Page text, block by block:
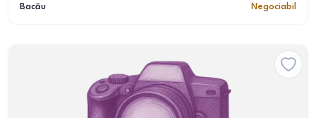
Bacău
Negociabil